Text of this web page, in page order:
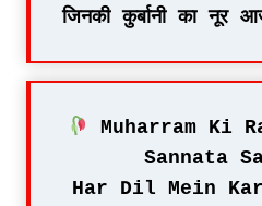
जिनकी कुर्बानी का नूर
Muharram Ki
Sannata
Har Dil Mein